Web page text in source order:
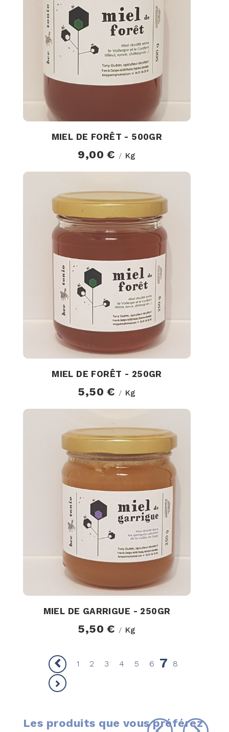
MIEL DE FORÊT - 500GR
9,00 € / Kg
MIEL DE FORÊT - 250GR
5,50 € / Kg
MIEL DE GARRIGUE - 250GR
5,50 € / Kg
1 2 3 4 5 6 7 8
Les produits que vous préférez